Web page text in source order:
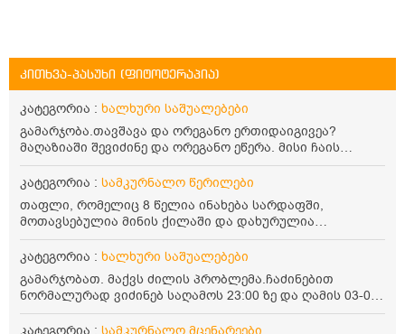
კითხვა-პასუხი (ფიტოტერაპია)
კატეგორია : ხალხური საშუალებები
გამარჯობა.თავშავა და ორეგანო ერთიდაიგივეა?
მაღაზიაში შევიძინე და ორეგანო ეწერა. მისი ჩაის
დალევის წესი მაინტერესებს.რისთვის არის კარგი?
წავიკითხე რომ: 1 ჭიქა თბილ წყალში ჩავყაროთ 1 ჩაის
კოვზი დაქუცმაცებული და გამხმარი ორეგანო და
გავაჩეროთ 10-15 წუთი, მივიღოთო ჭამიდან 1-2 საათში.
მიზანი: ანტიოქსიდანტური და ანთების საწინააღმდეგო
თვისება. სწორია ეს ინფორმაცია? უკუჩვენება რა აქვს
და ბრონქულ ასთმას თუ შველის ორეგანოს ჩაი?
კატეგორია : სამკურნალო წერილები
თაფლი, რომელიც 8 წელია ინახება სარდაფში,
მოთავსებულია მინის ქილაში და დახურულია
პლასტმასის სახურავით. ექნება თუ არა შენარჩუნებული
სასარგებლო თვისებები და შეიძლება თუ არა მისი
მირთმევა? გმადლობთ.
კატეგორია : ხალხური საშუალებები
გამარჯობათ. მაქვს ძილის პრობლემა.ჩაძინებით
ნორმალურად ვიძინებ საღამოს 23:00 ზე და ღამის 03-00
ან 04:00 საათზე მეღვიძება და მერე ვერ ვიძინებ
ვერაფრით.რამე ხალხური საშუალება თუ არის ამ
კატეგორია : სამკურნალო მცენარეები